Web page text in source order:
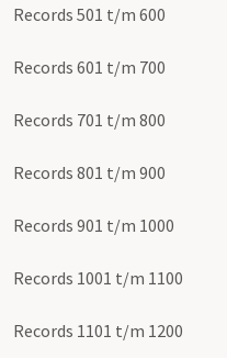
Records 501 t/m 600
Records 601 t/m 700
Records 701 t/m 800
Records 801 t/m 900
Records 901 t/m 1000
Records 1001 t/m 1100
Records 1101 t/m 1200